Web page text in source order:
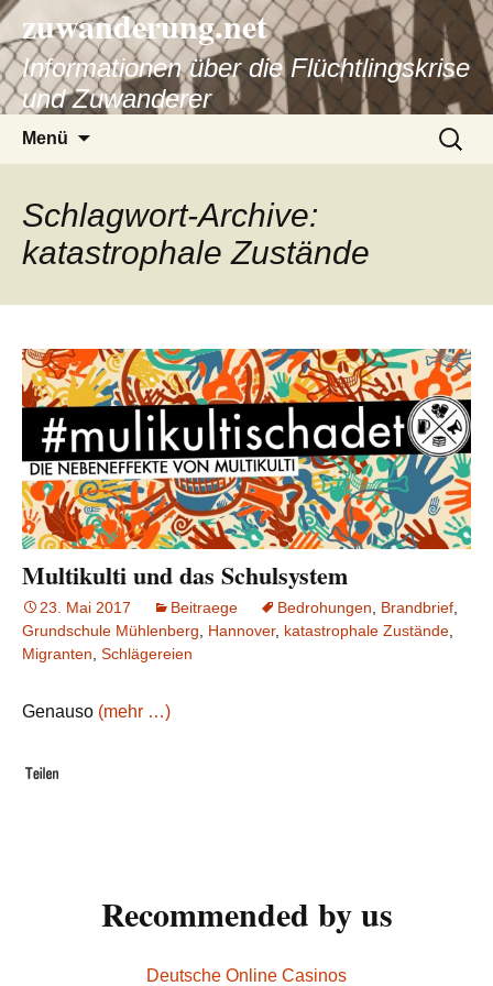
zuwanderung.net
Informationen über die Flüchtlingskrise
und Zuwanderer
Menü
Suche
nach:
Schlagwort-Archive:
katastrophale Zustände
Multikulti und das Schulsystem
23. Mai 2017 Beitraege Bedrohungen, Brandbrief,
Grundschule Mühlenberg, Hannover, katastrophale Zustände,
Migranten, Schlägereien
Genauso (mehr …)
Recommended by us
Deutsche Online Casinos